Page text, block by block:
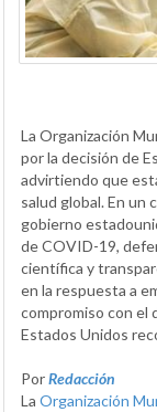
La Organización
por la decisión de
advirtiendo que
salud global. En un
gobierno
de COVID-19,
científica y
en la respuesta a
compromiso con el
Estados Unidos
PorRedacción
La Organización